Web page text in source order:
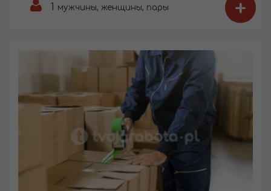
1 мужчины, женщины, пары +